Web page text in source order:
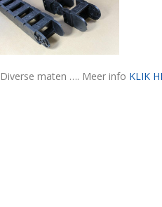
Diverse maten …. Meer info KLIK